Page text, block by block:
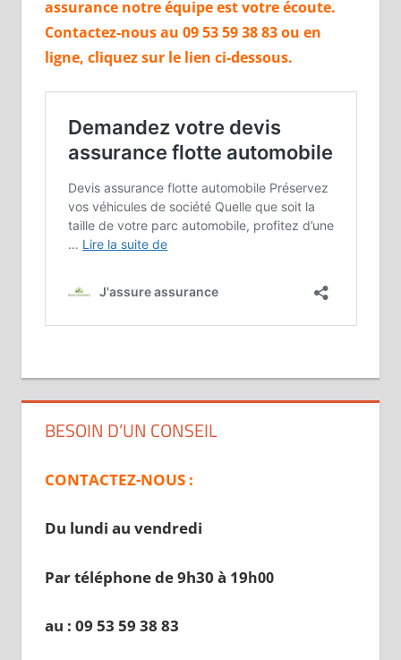
assurance notreéquipeest votreécoute.
Contactez-nous au 09 53 59 38 83 ou en
ligne, cliquez sur le lien ci-dessous.
BESOIN D’UN CONSEIL
CONTACTEZ-NOUS :
Du lundi au vendredi
Par téléphone de 9h30 à 19h00
au : 09 53 59 38 83